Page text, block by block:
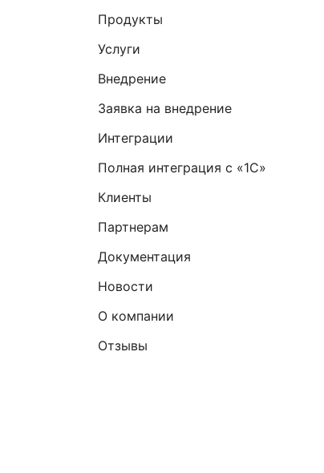
Продукты
Услуги
Внедрение
Заявка на внедрение
Интеграции
Полная интеграция с «1С»
Клиенты
Партнерам
Документация
Новости
О компании
Отзывы